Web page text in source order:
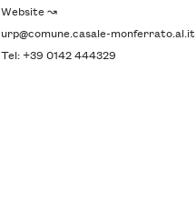
Website ↝
urp@comune.casale-monferrato.al.it
Tel: +39 0142 444329